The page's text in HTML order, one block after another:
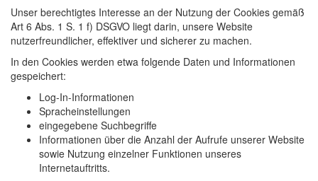
Unser berechtigtes Interesse an der Nutzung der Cookies gemäß
Art 6 Abs. 1 S. 1 f) DSGVO liegt darin, unsere Website
nutzerfreundlicher, effektiver und sicherer zu machen.
In den Cookies werden etwa folgende Daten und Informationen
gespeichert:
Log-In-Informationen
Spracheinstellungen
eingegebene Suchbegriffe
Informationen über die Anzahl der Aufrufe unserer Website
sowie Nutzung einzelner Funktionen unseres
Internetauftritts.